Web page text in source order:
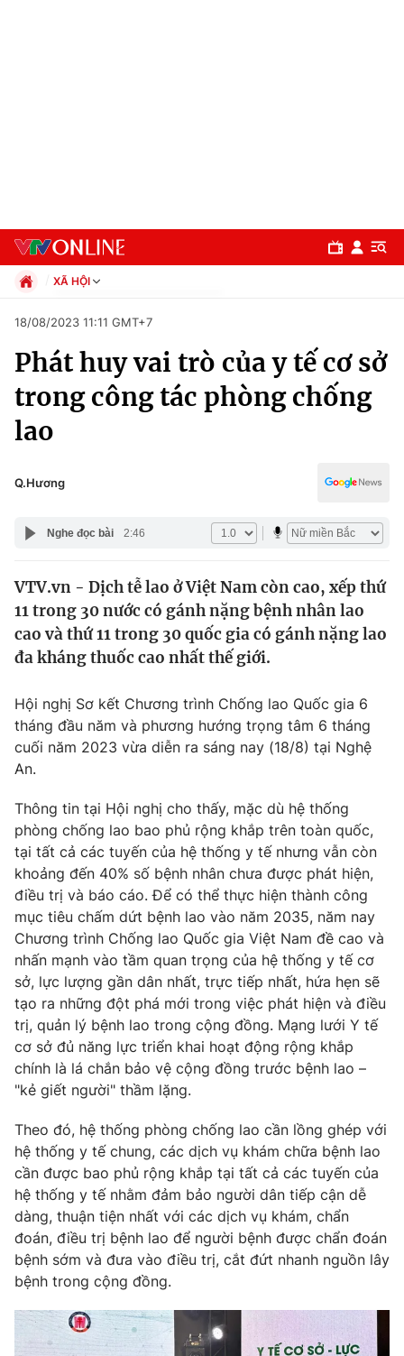
Chuyên mục
Chính trị
Thế giới
Tin tức
Thế giới đó đây
Câu chuyện quốc tế
Tài chính
Thị trường
Dữ liệu và đời sống
Truyền hình
Phim VTV
Hậu trường
Nhân vật
Khán giả
Giải sao mai
Giải trí
Điện ảnh
Âm nhạc
Sao
Đời sống
Du lịch
Làm đẹp
Chất lượng cuộc sống
Giáo dục
Tuyển sinh
Học trực tuyến
Công nghệ
Hitech Công nghệ tương lai
Sản phẩm
Thị trường
Tư vấn
Giao lưu trực tuyến
Lịch phát sóng
Chuyên mục khác
Emagazine Podcast
Photo Infographic
Video
VTV Money VTV Thể thao
XÃ HỘI
Xã hội
Pháp luật
Thể thao
Đời sống
Giáo dục
18/08/2023 11:11 GMT+7
Phát huy vai trò của y tế cơ sở
trong công tác phòng chống
lao
Q.Hương
Nghe đọc bài 2:46
VTV.vn - Dịch tễ lao ở Việt Nam còn cao, xếp thứ
11 trong 30 nước có gánh nặng bệnh nhân lao
cao và thứ 11 trong 30 quốc gia có gánh nặng lao
đa kháng thuốc cao nhất thế giới.
Hội nghị Sơ kết Chương trình Chống lao Quốc gia 6
tháng đầu năm và phương hướng trọng tâm 6 tháng
cuối năm 2023 vừa diễn ra sáng nay (18/8) tại Nghệ
An.
Thông tin tại Hội nghị cho thấy, mặc dù hệ thống
phòng chống lao bao phủ rộng khắp trên toàn quốc,
tại tất cả các tuyến của hệ thống y tế nhưng vẫn còn
khoảng đến 40% số bệnh nhân chưa được phát hiện,
điều trị và báo cáo. Để có thể thực hiện thành công
mục tiêu chấm dứt bệnh lao vào năm 2035, năm nay
Chương trình Chống lao Quốc gia Việt Nam đề cao và
nhấn mạnh vào tầm quan trọng của hệ thống y tế cơ
sở, lực lượng gần dân nhất, trực tiếp nhất, hứa hẹn sẽ
tạo ra những đột phá mới trong việc phát hiện và điều
trị, quản lý bệnh lao trong cộng đồng. Mạng lưới Y tế
cơ sở đủ năng lực triển khai hoạt động rộng khắp
chính là lá chắn bảo vệ cộng đồng trước bệnh lao –
"kẻ giết người" thầm lặng.
Theo đó, hệ thống phòng chống lao cần lồng ghép với
hệ thống y tế chung, các dịch vụ khám chữa bệnh lao
cần được bao phủ rộng khắp tại tất cả các tuyến của
hệ thống y tế nhằm đảm bảo người dân tiếp cận dễ
dàng, thuận tiện nhất với các dịch vụ khám, chẩn
đoán, điều trị bệnh lao để người bệnh được chẩn đoán
bệnh sớm và đưa vào điều trị, cắt đứt nhanh nguồn lây
bệnh trong cộng đồng.